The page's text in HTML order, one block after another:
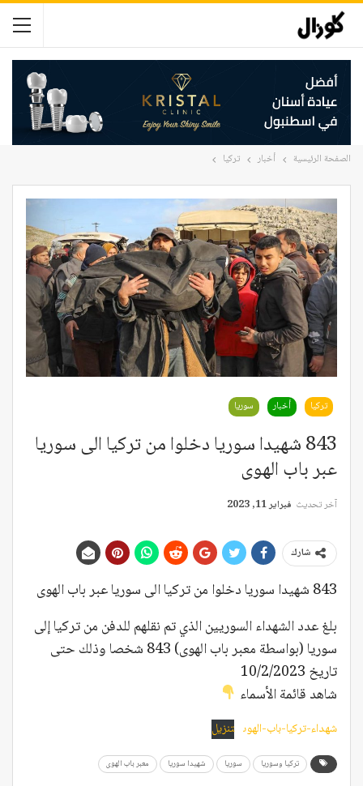
الصفحة الرئيسية أخبار تركيا
تركيا أخبار سوريا
843 شهيدا سوريا دخلوا من تركيا الى سوريا
عبر باب الهوى
آخر تحديث فبراير 11, 2023
شارك
843 شهيدا سوريا دخلوا من تركيا الى سوريا عبر باب الهوى
بلغ عدد الشهداء السوريين الذي تم نقلهم للدفن من تركيا إلى
سوريا (بواسطة معبر باب الهوى) 843 شخصا وذلك حتى
تاريخ 10/2/2023
شاهد قائمة الأسماء
شهداء-تركيا-باب-الهوى تنزيل
تركيا وسوريا سوريا شهيدا سوريا معبر باب الهوى